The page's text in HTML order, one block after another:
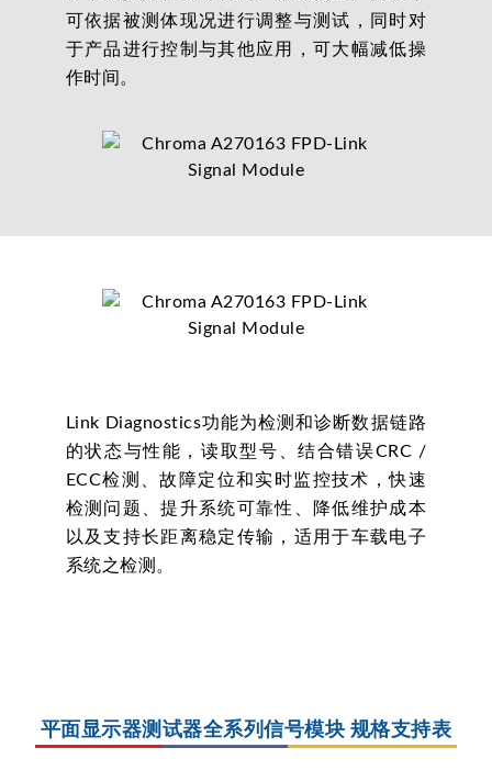
可依据被测体现况进行调整与测试，同时对
于产品进行控制与其他应用，可大幅减低操
作时间。
Link Diagnostics功能为检测和诊断数据链路
的状态与性能，读取型号、结合错误CRC /
ECC检测、故障定位和实时监控技术，快速
检测问题、提升系统可靠性、降低维护成本
以及支持长距离稳定传输，适用于车载电子
系统之检测。
平面显示器测试器全系列信号模块 规格支持表